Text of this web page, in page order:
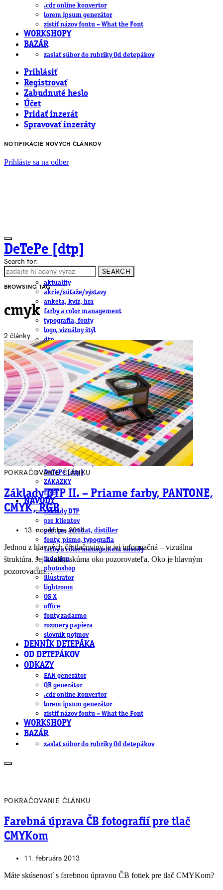
.cdr online konvertor
lorem ipsum generátor
zistiť názov fontu – What the Font
WORKSHOPY
BAZÁR
zaslať súbor do rubriky Od detepákov
Prihlásiť
Registrovať
Zabudnuté heslo
Účet
Pridať inzerát
Spravovať inzeráty
NOTIFIKÁCIE NOVÝCH ČLÁNKOV
Prihláste sa na odber
DeTePe [dtp]
ČLÁNKY
aktuality
akcie/súťaže/výstavy
anketa, kvíz, hra
farby a color management
typografia, fonty
logo, vizuálny štýl
dtp
pre-press, print
obalový dizajn
papier
fotografia
knihy
web
3D
hardware
software, mobilné aplikácie
na stiahnutie
obludárium
video
pracovné ponuky
DeTePe [dtp]
ZÁKAZKY
FREE
NÁVODY
základy DTP
pre klientov
pdf, ps, acrobat, distiller
fonty, písmo, typografia
farby a color management návody
indesign
photoshop
illustrator
lightroom
OS X
office
fonty zadarmo
rozmery papiera
slovník pojmov
DENNÍK DETEPÁKA
OD DETEPÁKOV
ODKAZY
EAN generátor
QR generátor
.cdr online konvertor
lorem ipsum generátor
zistiť názov fontu – What the Font
WORKSHOPY
BAZÁR
zaslať súbor do rubriky Od detepákov
Search for:
SEARCH
BROWSING TAG
cmyk
2 články
POKRAČOVANIE ČLÁNKU
Základy DTP II. – Priame farby, PANTONE,
CMYK, RGB
13. novembra 2014
Jednou z hlavných čŕt tlačoviny je jej informačná – vizuálna
štruktúra. Jej kvalitu skúma oko pozorovateľa. Oko je hlavným
pozorovacím…
POKRAČOVANIE ČLÁNKU
Farebná úprava ČB fotografií pre tlač
CMYKom
11. februára 2013
Máte skúsenosť s farebnou úpravou ČB fotiek pre tlač CMYKom?